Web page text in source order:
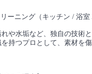
ーニング（キッチン / 浴室
や水垢など、独自の技術
持つプロとして、素材を